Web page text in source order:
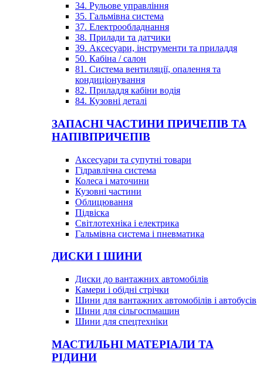
34. Рульове управління
35. Гальмівна система
37. Електрообладнання
38. Прилади та датчики
39. Аксесуари, інструменти та приладдя
50. Кабіна / салон
81. Система вентиляції, опалення та
кондиціонування
82. Приладдя кабіни водія
84. Кузовні деталі
ЗАПАСНІ ЧАСТИНИ ПРИЧЕПІВ ТА
НАПІВПРИЧЕПІВ
Аксесуари та супутні товари
Гідравлічна система
Колеса і маточини
Кузовні частини
Облицювання
Підвіска
Світлотехніка і електрика
Гальмівна система і пневматика
ДИСКИ І ШИНИ
Диски до вантажних автомобілів
Камери і обідні стрічки
Шини для вантажних автомобілів і автобусів
Шини для сільгоспмашин
Шини для спецтехніки
МАСТИЛЬНІ МАТЕРІАЛИ ТА
РІДИНИ